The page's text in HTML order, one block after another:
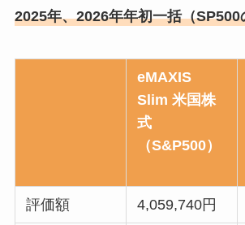
2025年、2026年年初一括（SP500
eMAXIS
Slim 米国株
式
（S&P500）
評価額 4,059,740円